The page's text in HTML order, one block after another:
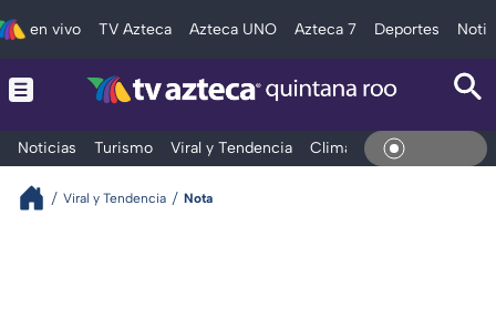
en vivo TV Azteca Azteca UNO Azteca 7 Deportes
Noticias Turismo Viral y Tendencia Clima Tráfico En Vivo
Viral y Tendencia Nota